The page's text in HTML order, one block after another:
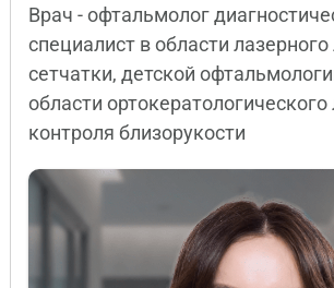
Врач - офтальмолог
специалист в области
сетчатки, детской
области ортокератологического
контроля близорукости